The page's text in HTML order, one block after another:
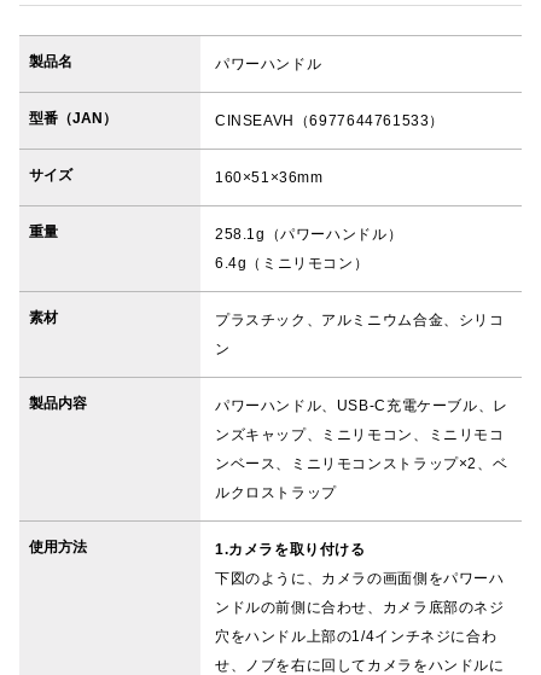
製品名 パワーハンドル
型番（JAN） CINSEAVH（6977644761533）
サイズ 160×51×36mm
重量
258.1g（パワーハンドル）
6.4g（ミニリモコン）
素材
プラスチック、アルミニウム合金、シリコ
ン
製品内容
パワーハンドル、USB-C充電ケーブル、レ
ンズキャップ、ミニリモコン、ミニリモコ
ンベース、ミニリモコンストラップ×2、ベ
ルクロストラップ
使用方法
1.カメラを取り付ける
下図のように、カメラの画面側をパワーハ
ンドルの前側に合わせ、カメラ底部のネジ
穴をハンドル上部の1/4インチネジに合わ
せ、ノブを右に回してカメラをハンドルに